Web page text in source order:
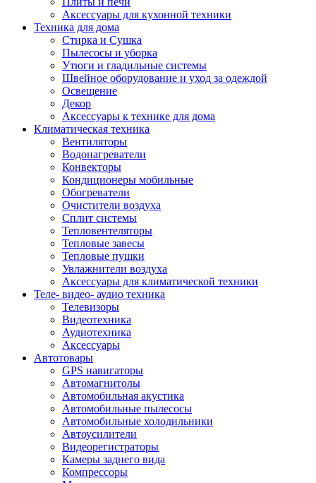
Аксессуары для кухонной техники
Техника для дома
Стирка и Сушка
Пылесосы и уборка
Утюги и гладильные системы
Швейное оборудование и уход за одеждой
Освещение
Декор
Аксессуары к технике для дома
Климатическая техника
Вентиляторы
Водонагреватели
Конвекторы
Кондиционеры мобильные
Обогреватели
Очистители воздуха
Сплит системы
Тепловентеляторы
Тепловые завесы
Тепловые пушки
Увлажнители воздуха
Аксессуары для климатической техники
Теле- видео- аудио техника
Телевизоры
Видеотехника
Аудиотехника
Аксессуары
Автотовары
GPS навигаторы
Автомагнитолы
Автомобильная акустика
Автомобильные пылесосы
Автомобильные холодильники
Автоусилители
Видеорегистраторы
Камеры заднего вида
Компрессоры